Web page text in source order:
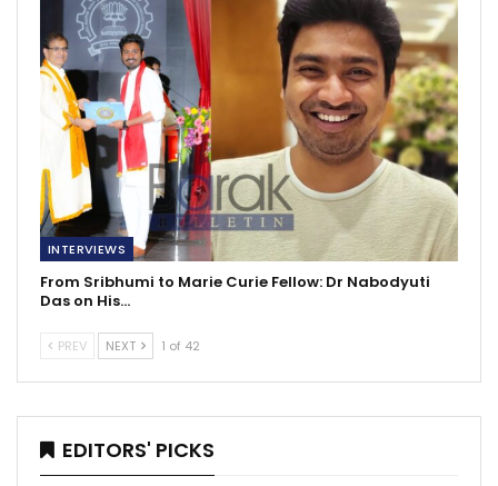
INTERVIEWS
From Sribhumi to Marie Curie Fellow: Dr Nabodyuti
Das on His…
PREV NEXT 1 of 42
EDITORS' PICKS